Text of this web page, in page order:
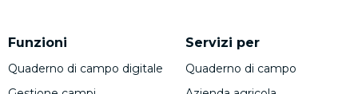
Funzioni
Quaderno di campo digitale
Servizi per
Quaderno di campo